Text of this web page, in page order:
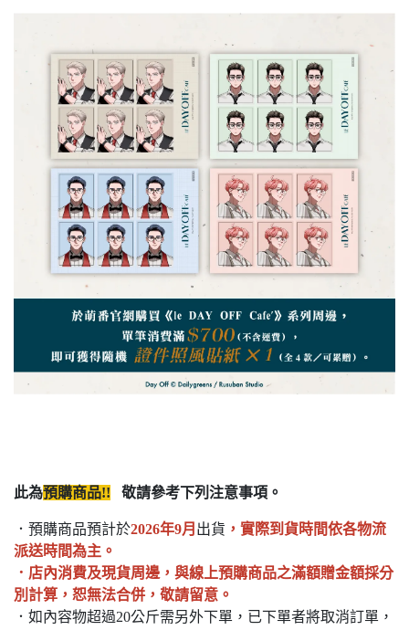
此為預購商品!! 敬請參考下列注意事項。
．預購商品預計於2026年9月 出貨 ，實際到貨時間依各物流
派送時間為主。
．店內消費及現貨周邊，與線上預購商品之滿額贈金額採分
別計算，恕無法合併，敬請留意。
．如內容物超過20公斤需另外下單，已下單者將取消訂單，